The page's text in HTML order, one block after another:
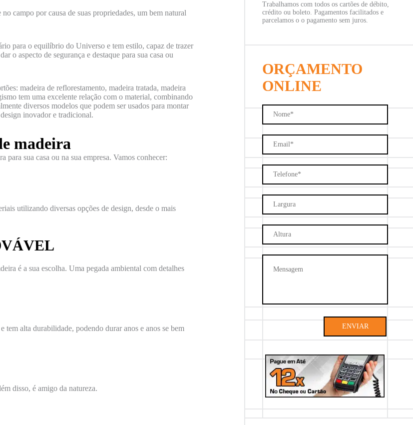
campo por causa de suas propriedades, um bem natural
para o equilíbrio do Universo e tem estilo, capaz de trazer
o aspecto de segurança e destaque para sua casa ou
madeira de reflorestamento, madeira tratada, madeira
tem uma excelente relação com o material, combinando
diversos modelos que podem ser usados para montar
inovador e tradicional.
madeira
sua casa ou na sua empresa. Vamos conhecer:
utilizando diversas opções de design, desde o mais
é a sua escolha. Uma pegada ambiental com detalhes
tem alta durabilidade, podendo durar anos e anos se bem
disso, é amigo da natureza.
Trabalhamos com todos os cartões de débito,
crédito ou boleto. Pagamentos facilitados e
parcelamos o o pagamento sem juros.
ORÇAMENTO
ONLINE
ENVIAR